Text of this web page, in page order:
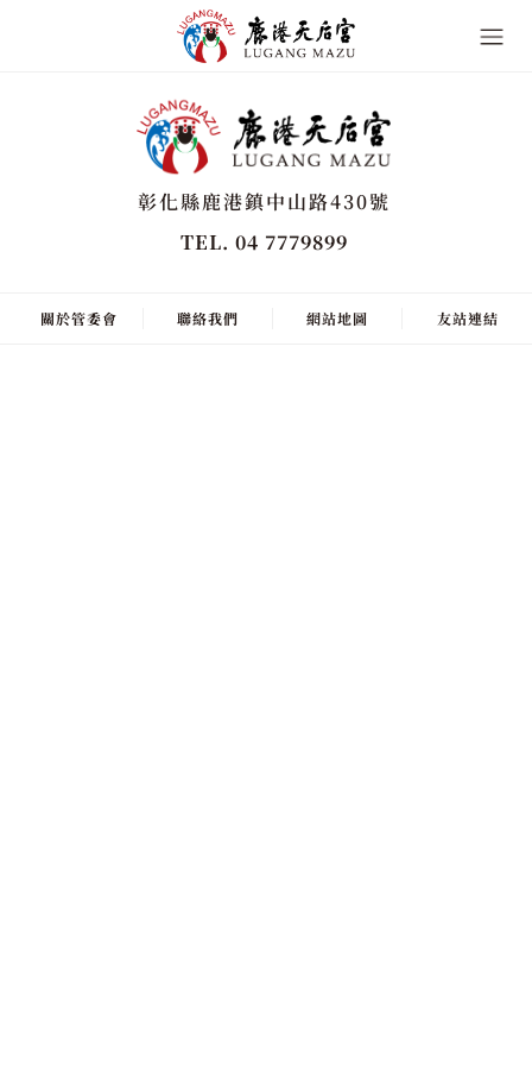
彰化縣鹿港鎮中山路430號
TEL. 04 7779899
關於管委會 聯絡我們 網站地圖 友站連結